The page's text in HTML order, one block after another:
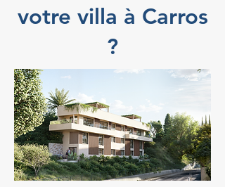
votre villa à Carros
?